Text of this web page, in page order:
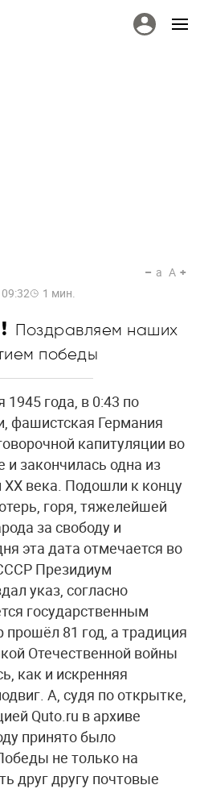
1 мин.
a A
Поздравляем наших
победы
года, в 0:43 по
фашистская Германия
капитуляции во
закончилась одна из
века. Подошли к концу
горя, тяжелейшей
за свободу и
эта дата отмечается во
Президиум
указ, согласно
государственным
прошёл 81 год, а традиция
Отечественной войны
как и искренняя
А, судя по открытке,
Quto.ru в архиве
принято было
не только на
друг другу почтовые